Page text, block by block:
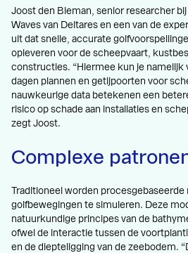
Joost den Bieman, senior researcher
Waves van Deltares en een van de
uit dat snelle, accurate
opleveren voor de scheepvaart,
constructies. “Hiermee kun je namelijk
dagen plannen en getijpoorten voor
nauwkeurige data betekenen een
risico op schade aan installaties en
zegt Joost.
Complexe
Traditioneel worden
golfbewegingen te simuleren. Deze
natuurkundige principes van de
ofwel de interactie tussen de
en de diepteligging van de zeebodem.